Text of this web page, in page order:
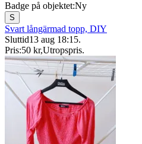
Badge på objektet:Ny
S
Svart långärmad topp, DIY
Sluttid13 aug 18:15.
Pris:50 kr,Utropspris.